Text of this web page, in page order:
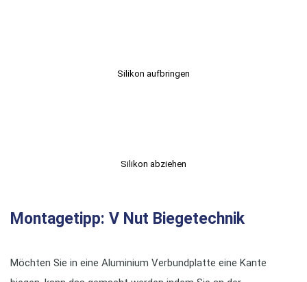
Silikon aufbringen
Silikon abziehen
Montagetipp: V Nut Biegetechnik
Möchten Sie in eine Aluminium Verbundplatte eine Kante